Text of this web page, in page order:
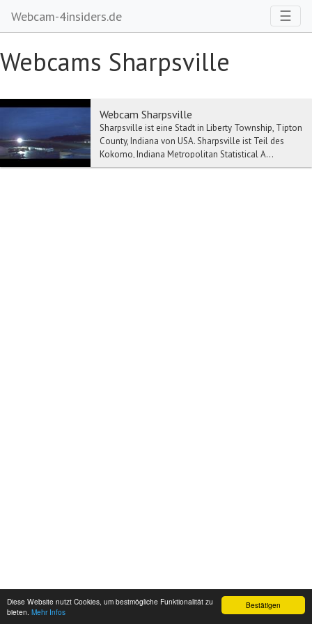
Bestätigen
Diese Website nutzt Cookies, um bestmögliche Funktionalität zu
bieten. Mehr Infos
Webcam-4insiders.de ☰
Webcams Sharpsville
Webcam Sharpsville
Sharpsville ist eine Stadt in Liberty Township, Tipton
County, Indiana von USA. Sharpsville ist Teil des
Kokomo, Indiana Metropolitan Statistical A...